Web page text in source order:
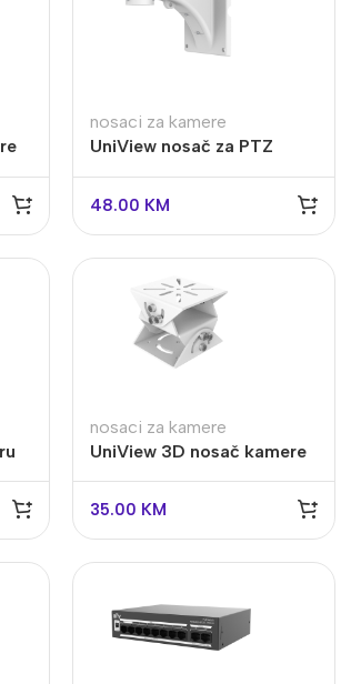
kamere
kamere
IP Sistemi
Dome IP kamere
NVR snimači
POE switchevi
Kompletni sistemi
Napajanja
nosaci za kamere
UniView nosač za PTZ
48.00 KM
nosaci za kamere
UniView 3D nosač kamere
35.00 KM